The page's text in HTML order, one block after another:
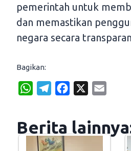
pemerintah untuk
dan memastikan
negara secara
Bagikan:
W
t
e
g
e
i
Berita